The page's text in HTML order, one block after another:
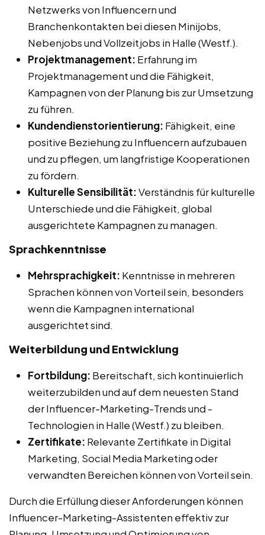
Netzwerks von Influencern und
Branchenkontakten bei diesen Minijobs,
Nebenjobs und Vollzeitjobs in Halle (Westf.).
Projektmanagement: Erfahrung im
Projektmanagement und die Fähigkeit,
Kampagnen von der Planung bis zur Umsetzung
zu führen.
Kundendienstorientierung: Fähigkeit, eine
positive Beziehung zu Influencern aufzubauen
und zu pflegen, um langfristige Kooperationen
zu fördern.
Kulturelle Sensibilität:Verständnis für kulturelle
Unterschiede und die Fähigkeit, global
ausgerichtete Kampagnen zu managen.
Sprachkenntnisse
Mehrsprachigkeit: Kenntnisse in mehreren
Sprachen können von Vorteil sein, besonders
wenn die Kampagnen international
ausgerichtet sind.
Weiterbildung und Entwicklung
Fortbildung: Bereitschaft, sich kontinuierlich
weiterzubilden und auf dem neuesten Stand
der Influencer-Marketing-Trends und -
Technologien in Halle (Westf.) zu bleiben.
Zertifikate: Relevante Zertifikate in Digital
Marketing, Social Media Marketing oder
verwandten Bereichen können von Vorteil sein.
Durch die Erfüllung dieser Anforderungen können
Influencer-Marketing-Assistenten effektiv zur